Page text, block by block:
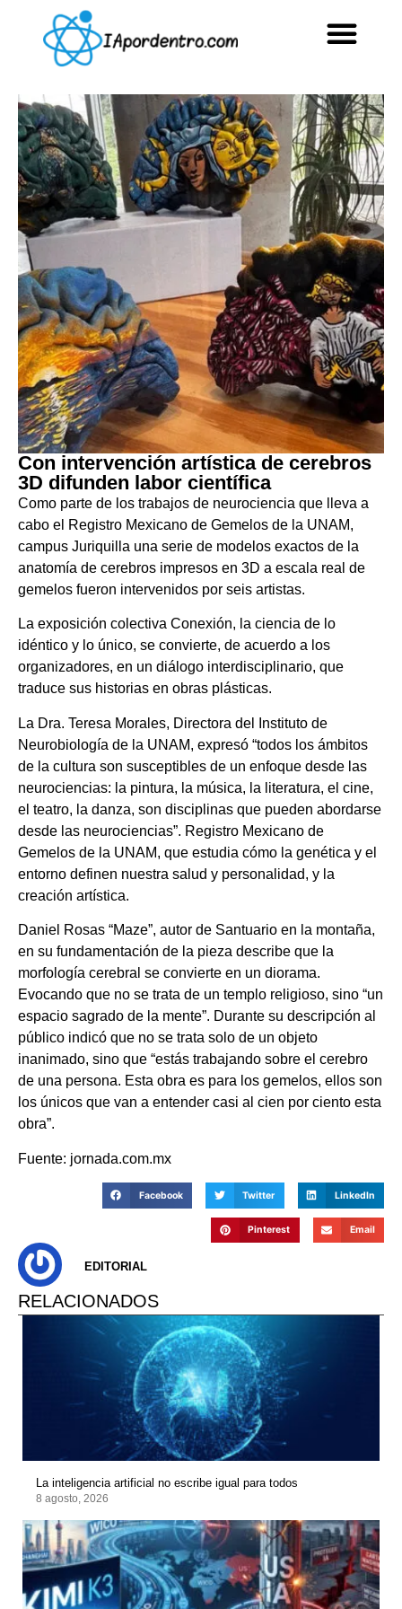
Con intervención artística de cerebros
3D difunden labor científica
Como parte de los trabajos de neurociencia que lleva a
cabo el Registro Mexicano de Gemelos de la UNAM,
campus Juriquilla una serie de modelos exactos de la
anatomía de cerebros impresos en 3D a escala real de
gemelos fueron intervenidos por seis artistas.
La exposición colectiva Conexión, la ciencia de lo
idéntico y lo único, se convierte, de acuerdo a los
organizadores, en un diálogo interdisciplinario, que
traduce sus historias en obras plásticas.
La Dra. Teresa Morales, Directora del Instituto de
Neurobiología de la UNAM, expresó “todos los ámbitos
de la cultura son susceptibles de un enfoque desde las
neurociencias: la pintura, la música, la literatura, el cine,
el teatro, la danza, son disciplinas que pueden abordarse
desde las neurociencias”. Registro Mexicano de
Gemelos de la UNAM, que estudia cómo la genética y el
entorno definen nuestra salud y personalidad, y la
creación artística.
Daniel Rosas “Maze”, autor de Santuario en la montaña,
en su fundamentación de la pieza describe que la
morfología cerebral se convierte en un diorama.
Evocando que no se trata de un templo religioso, sino “un
espacio sagrado de la mente”. Durante su descripción al
público indicó que no se trata solo de un objeto
inanimado, sino que “estás trabajando sobre el cerebro
de una persona. Esta obra es para los gemelos, ellos son
los únicos que van a entender casi al cien por ciento esta
obra”.
Fuente: jornada.com.mx
Facebook Twitter LinkedIn
Pinterest Email
EDITORIAL
RELACIONADOS
La inteligencia artificial no escribe igual para todos
8 agosto, 2026